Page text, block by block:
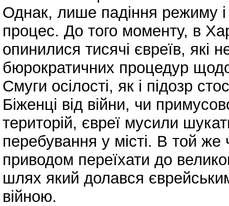
Однак, лише падіння режиму і
процес. До того моменту, в
опинилися тисячі євреїв, які
бюрократичних процедур
Смуги осілості, як і підозр
Біженці від війни, чи
територій, євреї мусили
перебування у місті. В той же
приводом переїхати до
шлях який долався
війною.